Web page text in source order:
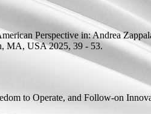
Perspectivein: Andrea
MA, USA 2025, 39 - 53.
to Operate, and Follow-on